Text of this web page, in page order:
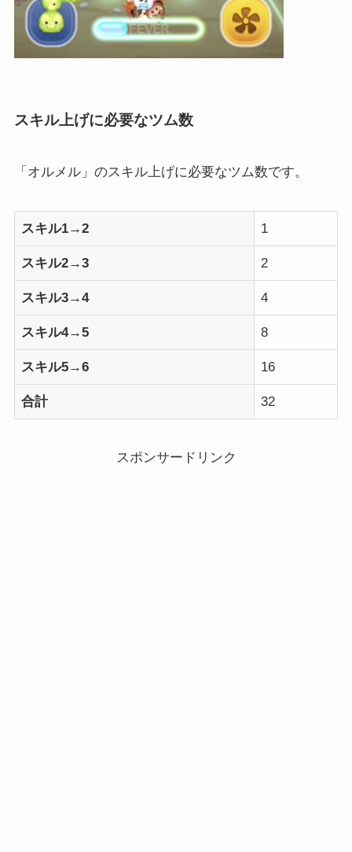
スキル上げに必要なツム数
「オルメル」のスキル上げに必要なツム数です。
スキル1→2 1
スキル2→3 2
スキル3→4 4
スキル4→5 8
スキル5→6 16
合計 32
スポンサードリンク